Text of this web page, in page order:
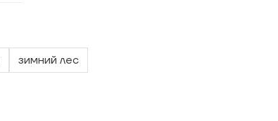
зимний лес